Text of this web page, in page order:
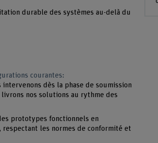
durable des systèmes au-delà du
courantes:
dès la phase de soumission
nos solutions au rythme des
prototypes fonctionnels en
les normes de conformité et